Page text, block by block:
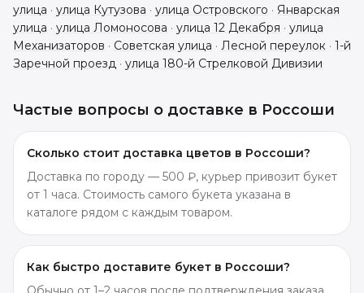
улица · улица Кутузова · улица Островского · Январская
улица · улица Ломоносова · улица 12 Декабря · улица
Механизаторов · Советская улица · Лесной переулок · 1-й
Заречной проезд · улица 180-й Стрелковой Дивизии
Частые вопросы о доставке в Россоши
Сколько стоит доставка цветов в Россоши?
Доставка по городу — 500 ₽, курьер привозит букет
от 1 часа. Стоимость самого букета указана в
каталоге рядом с каждым товаром.
Как быстро доставите букет в Россоши?